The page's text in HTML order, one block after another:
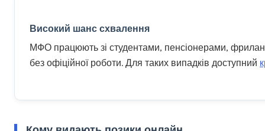
Високий шанс схвалення
МФО працюють зі студентами, пенсіонерами,
без офіційної роботи. Для таких випадків доступний